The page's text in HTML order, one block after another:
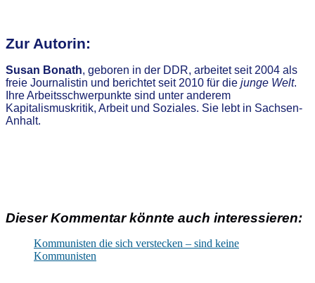
Zur Autorin:
Susan Bonath, geboren in der DDR, arbeitet seit 2004 als
freie Journalistin und berichtet seit 2010 für die junge Welt.
Ihre Arbeitsschwerpunkte sind unter anderem
Kapitalismuskritik, Arbeit und Soziales. Sie lebt in Sachsen-
Anhalt.
Dieser Kommentar könnte auch interessieren:
Kommunisten die sich verstecken – sind keine
Kommunisten